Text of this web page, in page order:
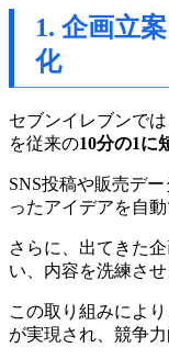
1. 企画立
化
セブンイレブンで
を従来の10分の1に
SNS投稿や販売デ
ったアイデアを自
さらに、出てきた
い、内容を洗練さ
この取り組みによ
が実現され、競争